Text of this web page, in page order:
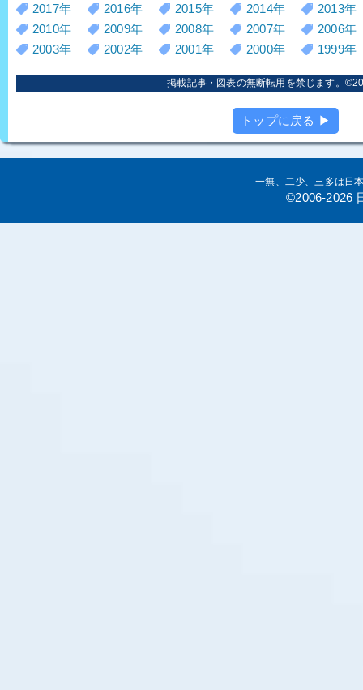
2017年
2016年 2015年 2014年
2013年
2010年
2009年 2008年 2007年
2006年
2003年
2002年 2001年 2000年 1999年
掲載記事・図表の無断転用を禁じます。
トップに戻る ▶
一無、二少、三多は日
©2006-2026